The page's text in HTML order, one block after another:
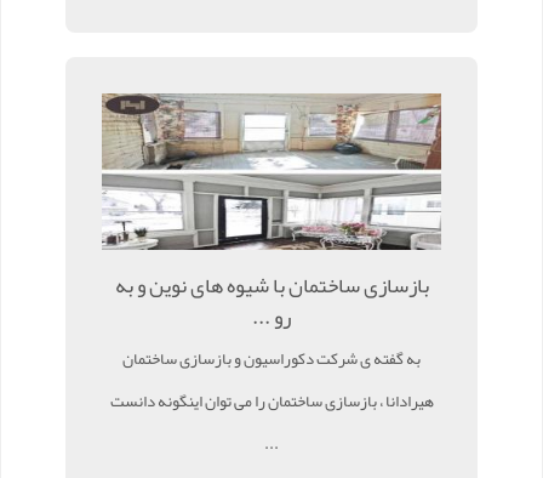
بازسازی ساختمان با شیوه های نوین و به
رو ...
به گفته ی شرکت دکوراسیون و بازسازی ساختمان
هیرادانا ، بازسازی ساختمان را می توان اینگونه دانست
...